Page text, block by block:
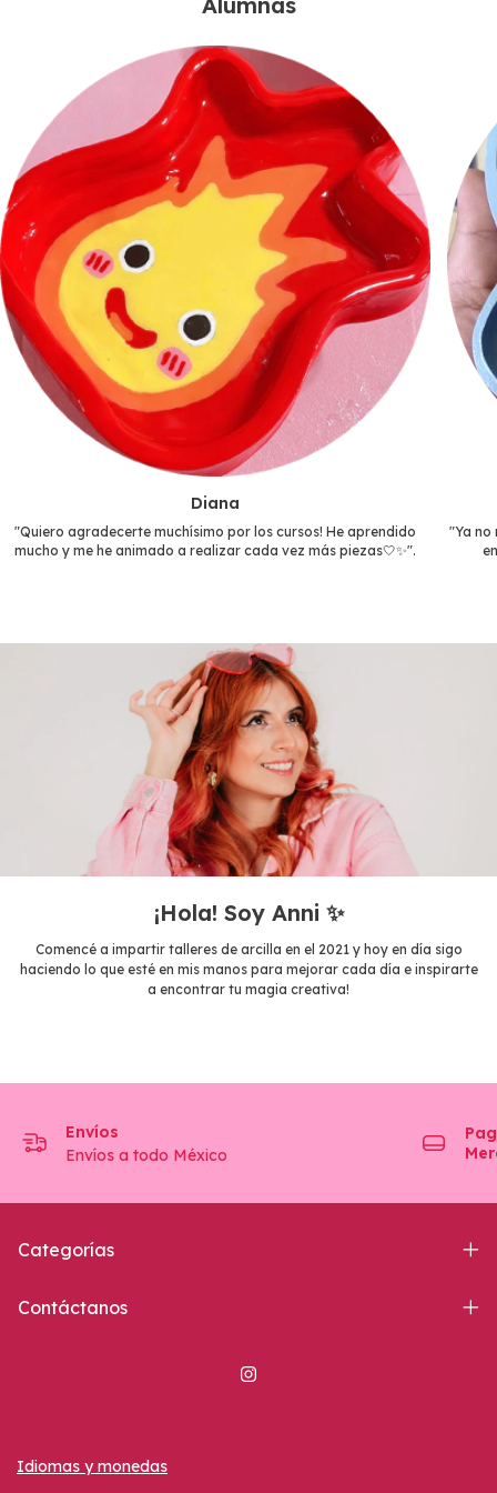
Diana
"Quiero agradecerte muchísimo por los cursos! He aprendido
mucho y me he animado a realizar cada vez más piezas🤍✨".
"Ya
¡Hola! Soy Anni ✨
Comencé a impartir talleres de arcilla en el 2021 y hoy en día sigo
haciendo lo que esté en mis manos para mejorar cada día e inspirarte
a encontrar tu magia creativa!
Envíos
Envíos a todo México
Categorías
Contáctanos
Idiomas y monedas